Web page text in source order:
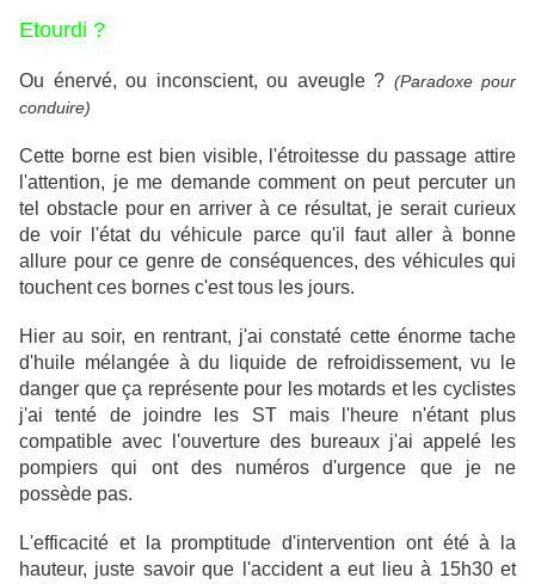
Etourdi ?
Ou énervé, ou inconscient, ou aveugle ? (Paradoxe pour
conduire)
Cette borne est bien visible, l'étroitesse du passage attire
l'attention, je me demande comment on peut percuter un
tel obstacle pour en arriver à ce résultat, je serait curieux
de voir l'état du véhicule parce qu'il faut aller à bonne
allure pour ce genre de conséquences, des véhicules qui
touchent ces bornes c'est tous les jours.
Hier au soir, en rentrant, j'ai constaté cette énorme tache
d'huile mélangée à du liquide de refroidissement, vu le
danger que ça représente pour les motards et les cyclistes
j'ai tenté de joindre les ST mais l'heure n'étant plus
compatible avec l'ouverture des bureaux j'ai appelé les
pompiers qui ont des numéros d'urgence que je ne
possède pas.
L'efficacité et la promptitude d'intervention ont été à la
hauteur, juste savoir que l'accident a eut lieu à 15h30 et